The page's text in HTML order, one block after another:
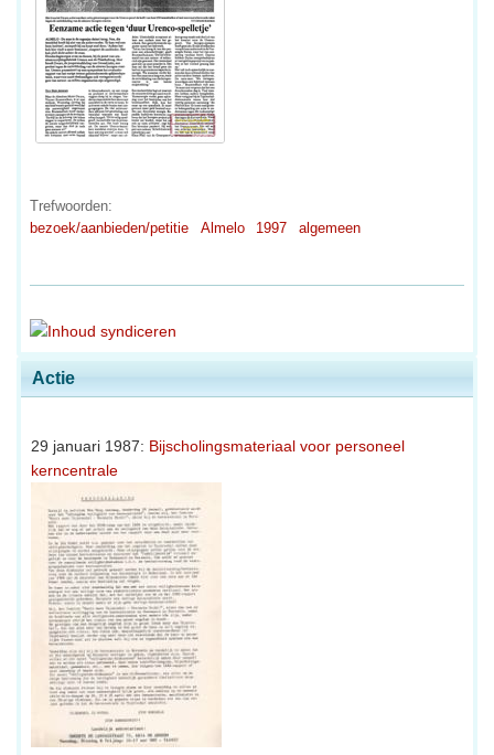
Actie
29 januari 1987: Bijscholingsmateriaal voor personeel
kerncentrale
Trefwoorden:
bezoek/aanbieden/petitie
Almelo 1997 algemeen